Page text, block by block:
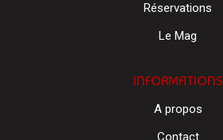
Réservations
Le Mag
INFORMATIONS
A propos
Contact